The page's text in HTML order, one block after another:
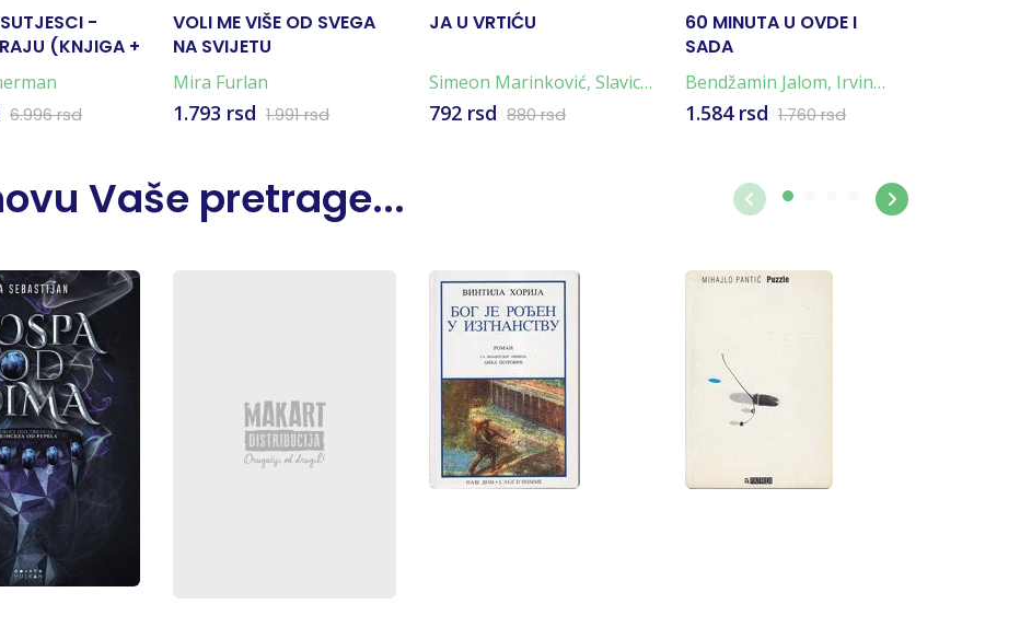
-
(KNJIGA +
6.996 rsd
VOLI ME VIŠE OD SVEGA
NA SVIJETU
Mira Furlan
1.793 rsd 1.991 rsd
JA U VRTIĆU
Simeon Marinković, Slavica
Marković
792 rsd 880 rsd
60 MINUTA U OVDE I
SADA
Bendžamin Jalom, Irvin
Jalom
1.584 rsd 1.760 rsd
Vaše pretrage...